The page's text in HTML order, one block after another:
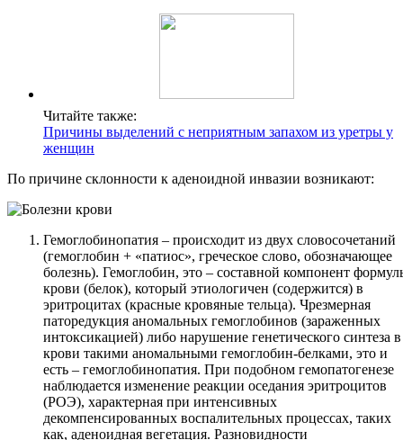
Читайте также:
Причины выделений с неприятным запахом из уретры у
женщин
По причине склонности к аденоидной инвазии возникают:
Гемоглобинопатия – происходит из двух словосочетаний
(гемоглобин + «патиос», греческое слово, обозначающее
болезнь). Гемоглобин, это – составной компонент
крови (белок), который этиологичен (содержится) в
эритроцитах (красные кровяные тельца). Чрезмерная
паторедукция аномальных гемоглобинов (зараженных
интоксикацией) либо нарушение генетического синтеза в
крови такими аномальными гемоглобин-белками, это и
есть – гемоглобинопатия. При подобном гемопатогенезе
наблюдается изменение реакции оседания эритроцитов
(РОЭ), характерная при интенсивных
декомпенсированных воспалительных процессах, таких
как, аденоидная вегетация. Разновидности